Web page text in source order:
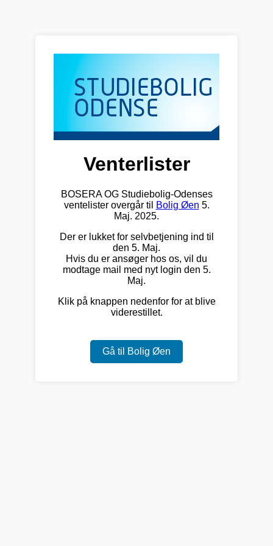
Venterlister
BOSERA OG Studiebolig-Odenses
ventelister overgår til
Bolig Øen 5.
Maj. 2025.
Der er lukket for selvbetjening ind til
den 5. Maj.
Hvis du er ansøger hos os, vil du
modtage mail med nyt login den 5.
Maj.
Klik på knappen nedenfor for at blive
viderestillet.
Gå til Bolig Øen